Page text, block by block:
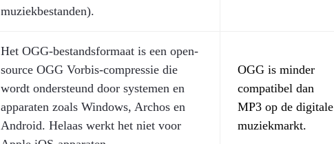
muziekbestanden).
Het OGG-bestandsformaat is een open-
source OGG Vorbis-compressie die
wordt ondersteund door systemen en
apparaten zoals Windows, Archos en
Android. Helaas werkt het niet voor
OGG is minder
compatibel dan
MP3 op de digitale
muziekmarkt.